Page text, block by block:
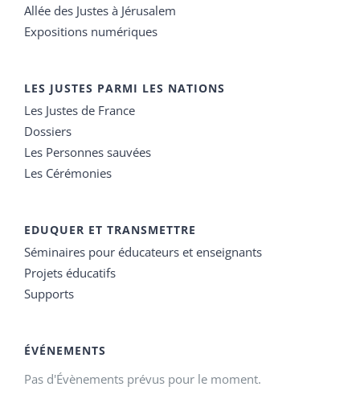
Allée des Justes à Jérusalem
Expositions numériques
LES JUSTES PARMI LES NATIONS
Les Justes de France
Dossiers
Les Personnes sauvées
Les Cérémonies
EDUQUER ET TRANSMETTRE
Séminaires pour éducateurs et enseignants
Projets éducatifs
Supports
ÉVÉNEMENTS
Pas d'Évènements prévus pour le moment.